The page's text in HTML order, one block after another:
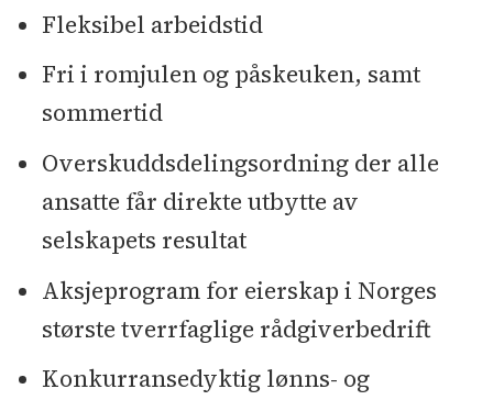
Fleksibel arbeidstid
Fri i romjulen og påskeuken, samt
sommertid
Overskuddsdelingsordning der alle
ansatte får direkte utbytte av
selskapets resultat
Aksjeprogram for eierskap i Norges
største tverrfaglige rådgiverbedrift
Konkurransedyktig lønns- og